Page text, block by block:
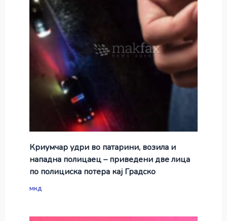
Криумчар удри во патарини, возила и
нападна полицаец – приведени две лица
по полициска потера кај Градско
мкд